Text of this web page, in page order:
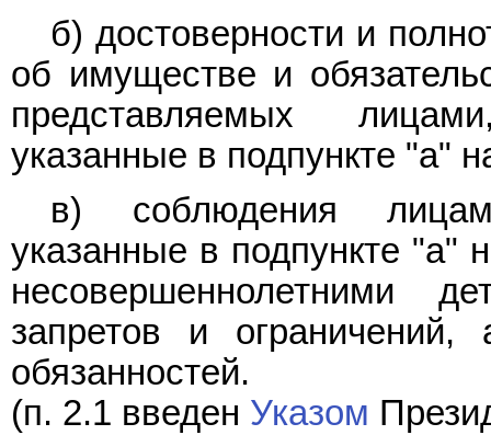
б) достоверности и
об имуществе и
представляемых
указанные в подпункте "а"
в) соблюдения
указанные в подпункте "а"
несовершеннолетними
запретов и
обязанностей.
(п. 2.1 введен Указом